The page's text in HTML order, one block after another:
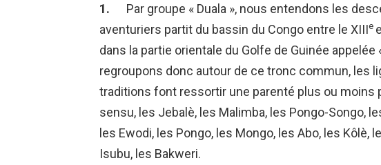
1. Par groupe « Duala », nous entendons les
aventuriers partit du bassin du Congo entre le XIIIe
dans la partie orientale du Golfe de Guinée appelée
regroupons donc autour de ce tronc commun, les
traditions font ressortir une parenté plus ou moins
sensu, les Jebalè, les Malimba, les Pongo-Songo,
les Ewodi, les Pongo, les Mongo, les Abo, les Kôlè,
Isubu, les Bakweri.